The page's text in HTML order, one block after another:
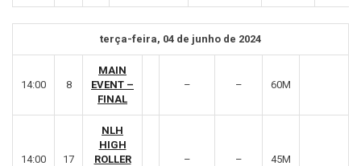
terça-feira, 04 de junho de 2024
14:00 8
MAIN
EVENT –
FINAL
– – 60M
14:00 17
NLH
HIGH
ROLLER
– – 45M